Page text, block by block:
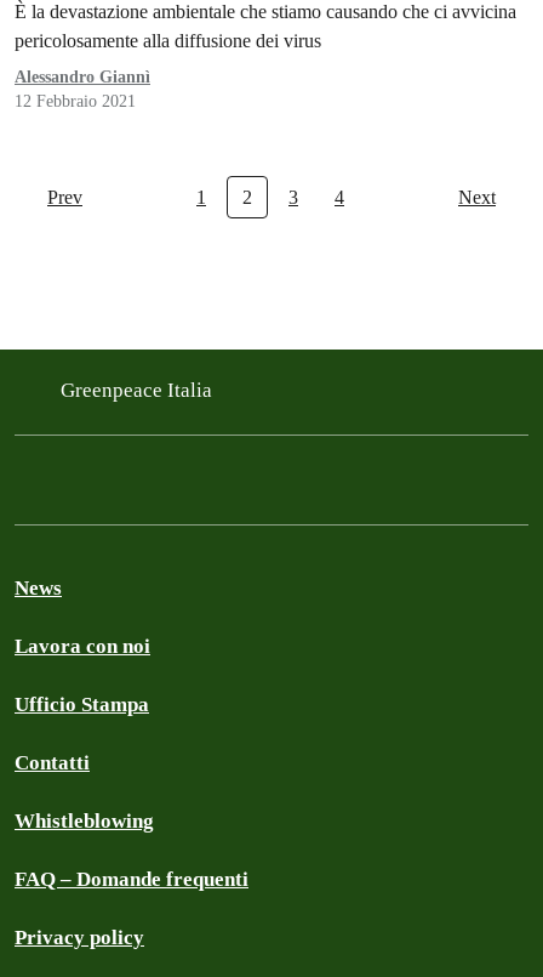
È la devastazione ambientale che stiamo causando che ci avvicina
pericolosamente alla diffusione dei virus
Alessandro Giannì
12 Febbraio 2021
Prev 1 2 3 4 Next
Greenpeace Italia
News
Lavora con noi
Ufficio Stampa
Contatti
Whistleblowing
FAQ – Domande frequenti
Privacy policy